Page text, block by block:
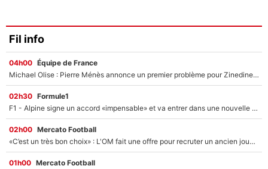
Fil info
04h00 Équipe de France
Michael Olise : Pierre Ménès annonce un premier problème pour Zinedine Zidane en équipe de France
02h30 Formule1
F1 - Alpine signe un accord «impensable» et va entrer dans une nouvelle dimension : Grande nouvelle pour Pierre Gasly !
02h00 Mercato Football
«C’est un très bon choix» : L'OM fait une offre pour recruter un ancien joueur du PSG... et c'est validé dans l'After Foot !
01h00 Mercato Football